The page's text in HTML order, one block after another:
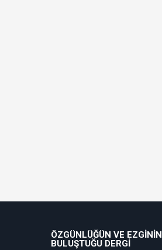
ÖZGÜNLÜĞÜN VE EZGININ
BULUŞTUĞU DERGI